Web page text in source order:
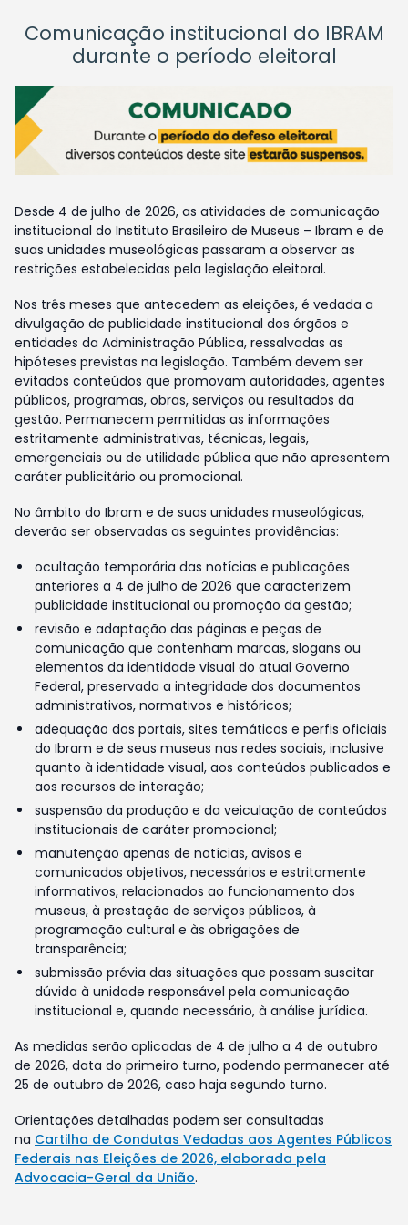
Comunicação institucional do IBRAM
durante o período eleitoral
Desde 4 de julho de 2026, as atividades de comunicação
institucional do Instituto Brasileiro de Museus – Ibram e de
suas unidades museológicas passaram a observar as
restrições estabelecidas pela legislação eleitoral.
Nos três meses que antecedem as eleições, é vedada a
divulgação de publicidade institucional dos órgãos e
entidades da Administração Pública, ressalvadas as
hipóteses previstas na legislação. Também devem ser
evitados conteúdos que promovam autoridades, agentes
públicos, programas, obras, serviços ou resultados da
gestão. Permanecem permitidas as informações
estritamente administrativas, técnicas, legais,
emergenciais ou de utilidade pública que não apresentem
caráter publicitário ou promocional.
No âmbito do Ibram e de suas unidades museológicas,
deverão ser observadas as seguintes providências:
ocultação temporária das notícias e publicações
anteriores a 4 de julho de 2026 que caracterizem
publicidade institucional ou promoção da gestão;
revisão e adaptação das páginas e peças de
comunicação que contenham marcas, slogans ou
elementos da identidade visual do atual Governo
Federal, preservada a integridade dos documentos
administrativos, normativos e históricos;
adequação dos portais, sites temáticos e perfis oficiais
do Ibram e de seus museus nas redes sociais, inclusive
quanto à identidade visual, aos conteúdos publicados e
aos recursos de interação;
suspensão da produção e da veiculação de conteúdos
institucionais de caráter promocional;
manutenção apenas de notícias, avisos e
comunicados objetivos, necessários e estritamente
informativos, relacionados ao funcionamento dos
museus, à prestação de serviços públicos, à
programação cultural e às obrigações de
transparência;
submissão prévia das situações que possam suscitar
dúvida à unidade responsável pela comunicação
institucional e, quando necessário, à análise jurídica.
As medidas serão aplicadas de 4 de julho a 4 de outubro
de 2026, data do primeiro turno, podendo permanecer até
25 de outubro de 2026, caso haja segundo turno.
Orientações detalhadas podem ser consultadas
na Cartilha de Condutas Vedadas aos Agentes Públicos
Federais nas Eleições de 2026, elaborada pela
Advocacia-Geral da União.